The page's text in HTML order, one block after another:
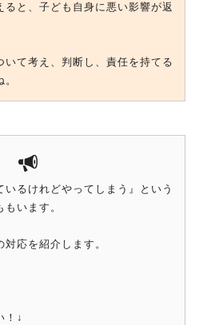
と、子ども自身に悪い影響が返
いて考え、判断し、責任を持てる
いるけれどやってしまう』という
います。
応を紹介します。
！↓